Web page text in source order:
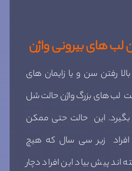
های بیرونی واژن
رفتن سن و یا زایمان های
لب های بزرگ واژن حالت شل
بگیرد. این حالت حتی ممکن
افراد زیر سی سال که هیچ
اند پیش بیاد این افراد دچار